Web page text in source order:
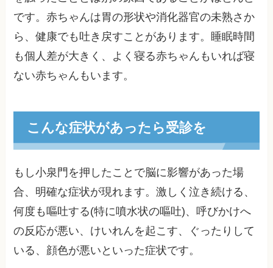
です。赤ちゃんは胃の形状や消化器官の未熟さか
ら、健康でも吐き戻すことがあります。睡眠時間
も個人差が大きく、よく寝る赤ちゃんもいれば寝
ない赤ちゃんもいます。
こんな症状があったら受診を
もし小泉門を押したことで脳に影響があった場
合、明確な症状が現れます。激しく泣き続ける、
何度も嘔吐する(特に噴水状の嘔吐)、呼びかけへ
の反応が悪い、けいれんを起こす、ぐったりして
いる、顔色が悪いといった症状です。